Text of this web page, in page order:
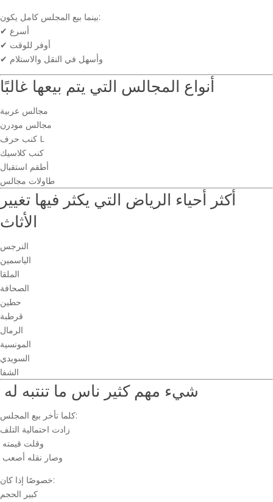
بينما بيع المجلس كامل يكون:
✔ أسرع
✔ أوفر للوقت
✔ وأسهل في النقل والاستلام
أنواع المجالس التي يتم بيعها غالبًا
مجالس عربية
مجالس مودرن
كنب حرف L
كنب كلاسيك
أطقم استقبال
طاولات مجالس
أكثر أحياء الرياض التي يكثر فيها تغيير
الأثاث
النرجس
الياسمين
الملقا
الصحافة
حطين
قرطبة
الرمال
المونسية
السويدي
الشفا
شيء مهم كثير ناس ما تنتبه له
كلما تأخر بيع المجلس:
زادت احتمالية التلف
وقلت قيمته
وصار نقله أصعب
خصوصًا إذا كان:
كبير الحجم